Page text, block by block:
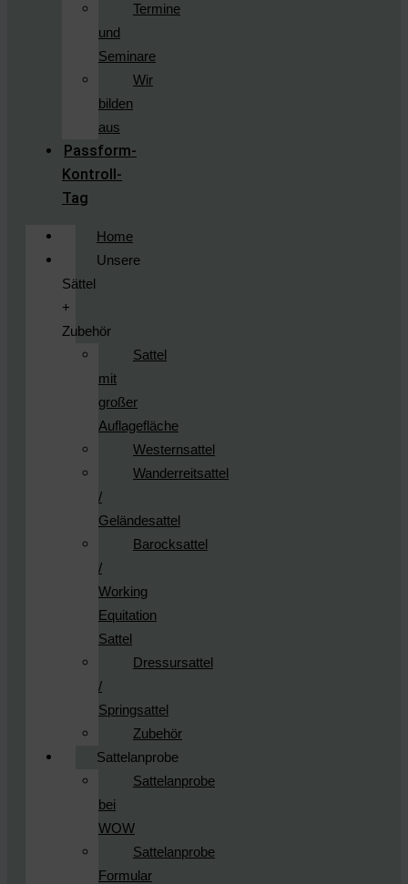
Termine
und
Seminare
Wir
bilden
aus
Passform-
Kontroll-
Tag
Home
Unsere
Sättel
+
Zubehör
Sattel
mit
großer
Auflagefläche
Westernsattel
Wanderreitsattel
/
Geländesattel
Barocksattel
/
Working
Equitation
Sattel
Dressursattel
/
Springsattel
Zubehör
Sattelanprobe
Sattelanprobe
bei
WOW
Sattelanprobe
Formular